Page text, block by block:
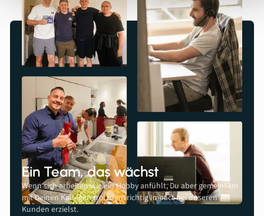
Ein Team, das wächst
Wenn sich arbeiten wie ein Hobby anfühlt, Du aber gemeinsam
mit Deinen Kollegen trotzdem richtig Impact bei unseren
Kunden erzielst.